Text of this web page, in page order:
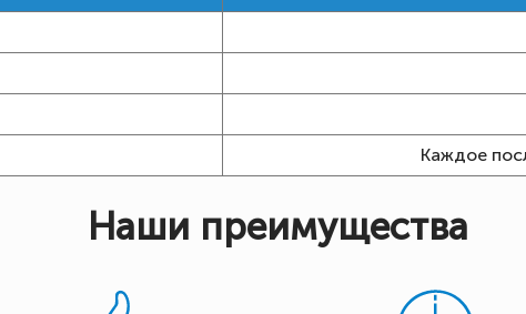
Каждое
Наши преимущества